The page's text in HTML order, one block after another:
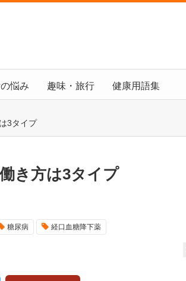
悩み 趣味・旅行 健康用語集
3タイプ
き方は3タイプ
糖尿病 経口血糖降下薬